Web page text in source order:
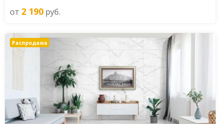
от 2 190 руб.
Распродажа